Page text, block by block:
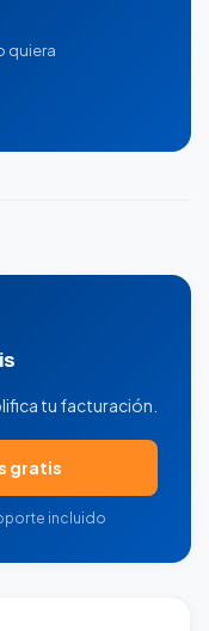
quiera
tu facturación.
gratis
incluido